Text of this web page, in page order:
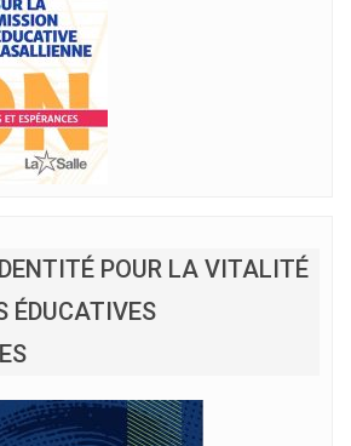
POUR LA VITALITÉ
ÉDUCATIVES